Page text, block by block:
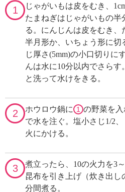
1
じゃがいもは皮をむき、
たまねぎはじゃがいもの半
る。にんじんは皮をむき、
半月形か、いちょう形に切
じ厚さ(5mm)の小口切りに
んは水に10分以内でさら
と洗って水けをきる。
2 ホウロウ鍋に 1 の野菜を入
で水を注ぐ。塩小さじ1/2
火にかける。
3
煮立ったら、10の火力を3
昆布を引き上げ（炊き出し
分間煮る。